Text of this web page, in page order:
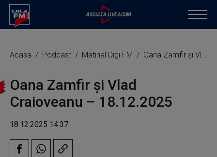
Acasa Podcast Matinal Digi FM Oana Zamfir și Vlad Craioveanu – 18.12.2025
Oana Zamfir și Vlad
Craioveanu – 18.12.2025
18.12.2025 14:37